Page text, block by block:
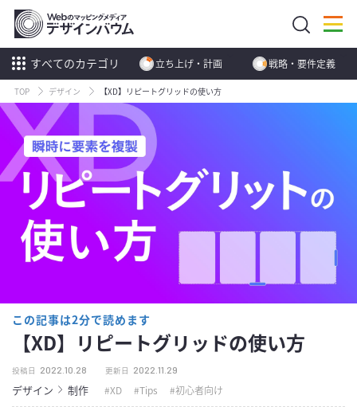
すべてのカテゴリ 立ち上げ・計画 戦略・要件定義
TOP デザイン 【XD】リピートグリッドの使い方
この記事は2分で読めます
【XD】リピートグリッドの使い方
投稿日 2022.10.28 更新日 2022.11.29
デザイン 制作 XD Tips 初心者向け